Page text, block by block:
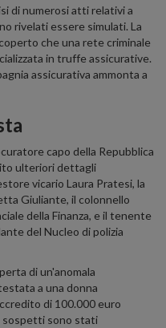
di numerosi atti relativi a
rivelati essere simulati. La
che una rete criminale
in truffe assicurative.
assicurativa ammonta a
capo della Repubblica
ulteriori dettagli
vicario Laura Pratesi, la
Giuliante, il colonnello
della Finanza, e il tenente
del Nucleo di polizia
di un'anomala
a una donna
di 100.000 euro
sospetti sono stati